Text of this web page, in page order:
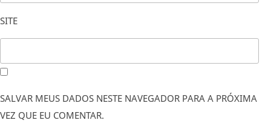
SITE
SALVAR MEUS DADOS NESTE NAVEGADOR PARA A PRÓXIMA
VEZ QUE EU COMENTAR.